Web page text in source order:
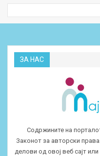
ЗА НАС
Содржините на
Законот за авторски
делови од овој веб сајт